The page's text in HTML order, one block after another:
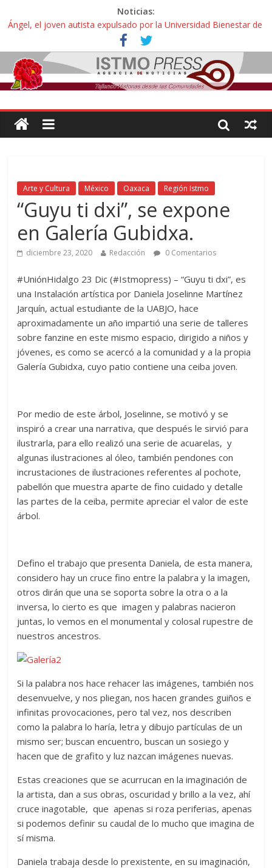
Noticias:
Ángel, el joven autista expulsado por la Universidad Bienestar de
Ixtepec, Oaxaca vuelve a las aulas tras amparo
Familiares de periodista Alejandro Leyva se reúnen con titular de
la SEGOB y exigen detener a los autores materiales e
intelectuales de su asesinato
Alertan pescadores de Juchitán, Oaxaca de nuevo despojo de su
Pescadores y comuneros ikoots detienen la extracción ilegal de
material pétreo de gravera Oyamel
Arte y Cultura México Oaxaca Región Istmo
“Guyu ti dxi”, se expone
en Galería Gubidxa.
diciembre 23, 2020 Redacción 0 Comentarios
#UniónHidalgo 23 Dic (#Istmopress) – “Guyu ti dxi”, es
una Instalación artística por Daniela Joselinne Martínez
Jarquín, actual estudiante de la UABJO, hace
aproximadamente un año impartió una serie de talleres
sobre fanzine en este mismo espacio, dirigido a niños y
jóvenes, es como se acercó a la comunidad y a la propia
Galería Gubidxa, cuyo patio contiene una ceiba joven.
Por medio de este árbol, Joselinne, se motivó y se
inspiró a crear una narrativa, que después le sirvió para
ilustrarla, para ello realizó una serie de acuarelas, y
algunas ilustraciones al óleo, también pendones con
incrustaciones de ilustraciones referentes al pochote,
pabellón que muestra aparte de fino cuidado y detalle
las partes de la ceiba, permite apreciar el valor de este
árbol.
Defino el trabajo que presenta Daniela, de esta manera,
considero hay un cruce fino entre la palabra y la imagen,
otros dirán que una se soporta sobre la otra o a la
inversa, lo cierto es que imagen y palabras nacieron
juntas, lo vemos en el monumental y colosal rupestre de
nuestros ancestros.
Si la palabra nos hace rehacer las imágenes, también nos
desenvuelve, y nos pliegan, nos hacen grandes guiños e
infinitas provocaciones, pero tal vez, nos describen
como la palabra lo haría, letra y dibujo partículas de un
mismo ser; buscan encuentro, buscan un sosiego y
hacen que de grafito y luz nazcan imágenes nuevas.
Estas creaciones que se acurrucan en la imaginación de
la artista, dan a sus obras, oscuridad y brillo a la vez, ahí
cruce inagotable, que apenas si roza periferias, apenas
si podemos definir su caudal de lo mucho que imagina de
sí misma.
Daniela trabaja desde lo prexistente, en su imaginación,